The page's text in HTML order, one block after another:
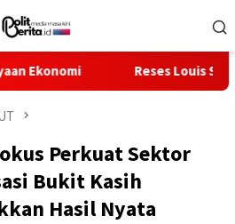
Reses Louis Schramm di
Perkuat Sektor
Bukit Kasih
Hasil Nyata